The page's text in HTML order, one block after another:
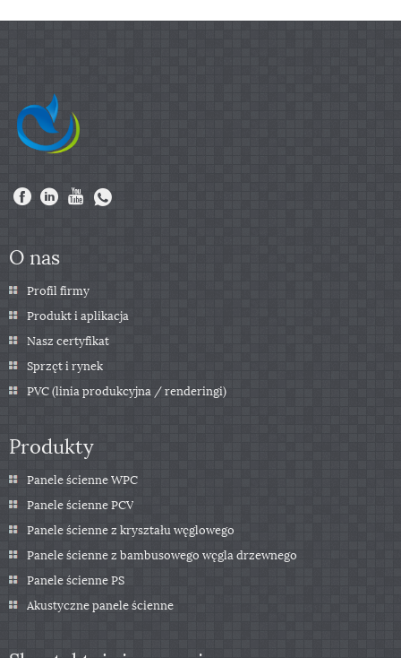
O nas
Profil firmy
Produkt i aplikacja
Nasz certyfikat
Sprzęt i rynek
PVC (linia produkcyjna / renderingi)
Produkty
Panele ścienne WPC
Panele ścienne PCV
Panele ścienne z kryształu węglowego
Panele ścienne z bambusowego węgla drzewnego
Panele ścienne PS
Akustyczne panele ścienne